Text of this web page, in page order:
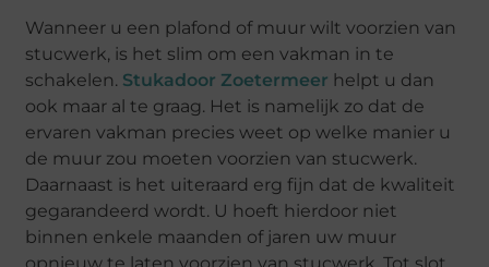
Wanneer u een plafond of muur wilt voorzien van
stucwerk, is het slim om een vakman in te
schakelen. Stukadoor Zoetermeer helpt u dan
ook maar al te graag. Het is namelijk zo dat de
ervaren vakman precies weet op welke manier u
de muur zou moeten voorzien van stucwerk.
Daarnaast is het uiteraard erg fijn dat de kwaliteit
gegarandeerd wordt. U hoeft hierdoor niet
binnen enkele maanden of jaren uw muur